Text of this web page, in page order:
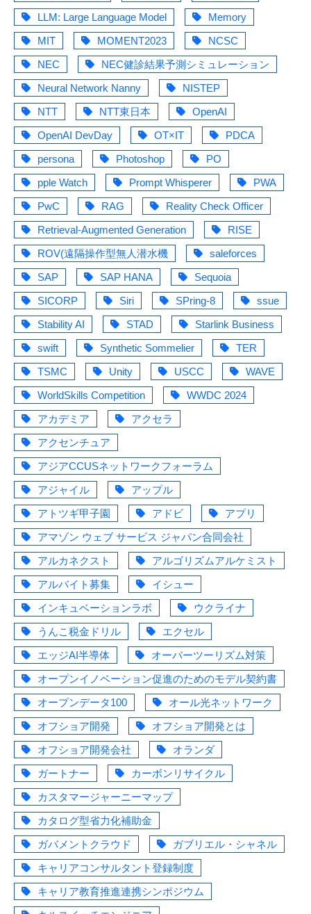
LLM: Large Language Model
Memory
MIT
MOMENT2023
NCSC
NEC
NEC健診結果予測シミュレーション
Neural Network Nanny
NISTEP
NTT
NTT東日本
OpenAI
OpenAI DevDay
OT×IT
PDCA
persona
Photoshop
PO
pple Watch
Prompt Whisperer
PWA
PwC
RAG
Reality Check Officer
Retrieval-Augmented Generation
RISE
ROV(遠隔操作型無人潜水機
saleforces
SAP
SAP HANA
Sequoia
SICORP
Siri SPring-8
ssue
Stability AI
STAD
Starlink Business
swift
Synthetic Sommelier
TER
TSMC
Unity USCC
WAVE
WorldSkills Competition
WWDC 2024
アカデミア
アクセラ
アクセンチュア
アジアCCUSネットワークフォーラム
アジャイル
アップル
アトツギ甲子園
アドビ
アプリ
アマゾン ウェブ サービス ジャパン合同会社
アルカネクスト
アルゴリズムアルケミスト
アルバイト募集
イシュー
インキュベーションラボ
ウクライナ
うんこ税金ドリル
エクセル
エッジAI半導体
オーバーツーリズム対策
オープンイノベーション促進のためのモデル契約書
オープンデータ100
オール光ネットワーク
オフショア開発
オフショア開発とは
オフショア開発会社
オランダ
ガートナー
カーボンリサイクル
カスタマージャーニーマップ
カタログ型省力化補助金
ガバメントクラウド
ガブリエル・シャネル
キャリアコンサルタント登録制度
キャリア教育推進連携シンポジウム